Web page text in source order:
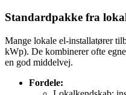
Standardpakke fra
Mange lokale el‑installatører
kWp). De kombinerer ofte
en god middelvej.
Fordele: